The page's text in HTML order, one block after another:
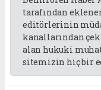
tarafından
editörlerinin
kanallarından
alan hukuki
sitemizin hiç bir